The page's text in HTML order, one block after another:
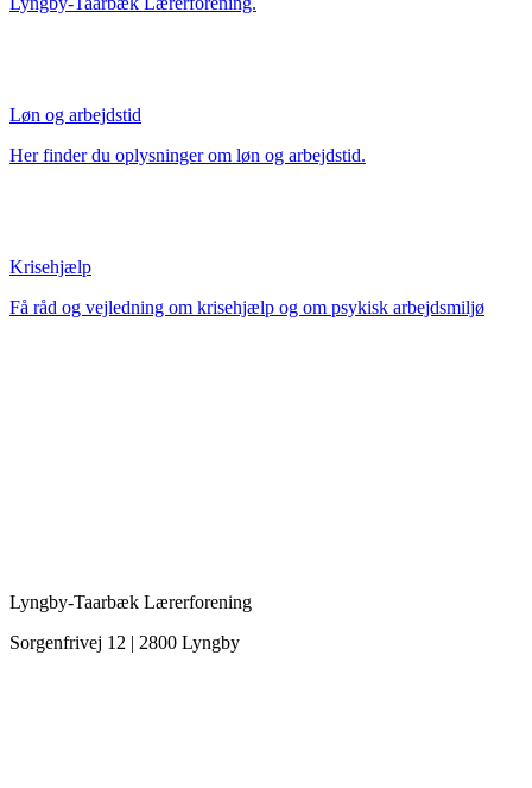
Løn og arbejdstid
Her finder du oplysninger om løn og arbejdstid.
Krisehjælp
Få råd og vejledning om krisehjælp og om psykisk arbejdsmiljø
Lyngby-Taarbæk Lærerforening
Sorgenfrivej 12 | 2800 Lyngby